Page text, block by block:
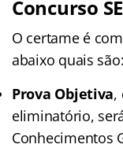
Concurso
O certame é
abaixo quais são:
Prova Objetiva,
eliminatório,
Conhecimentos